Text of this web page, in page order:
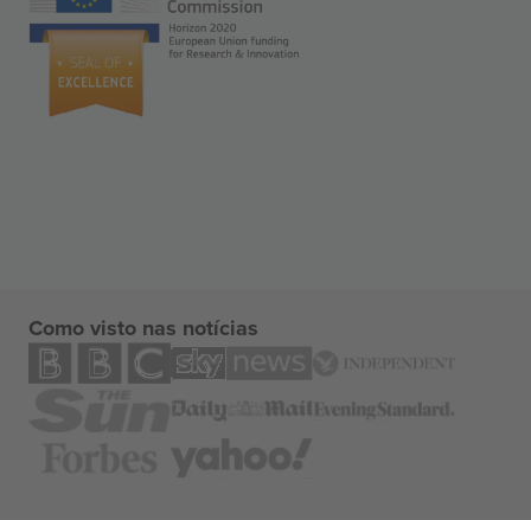
Como visto nas notícias